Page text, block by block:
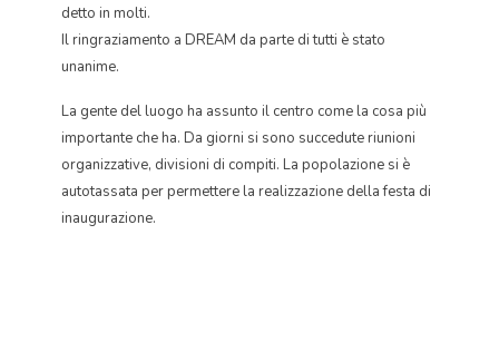
detto in molti.
Il ringraziamento a DREAM da parte di tutti è stato
unanime.
La gente del luogo ha assunto il centro come la cosa più
importante che ha. Da giorni si sono succedute riunioni
organizzative, divisioni di compiti. La popolazione si è
autotassata per permettere la realizzazione della festa di
inaugurazione.